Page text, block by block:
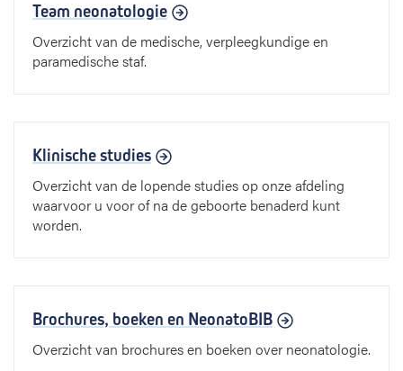
Team neonatologie
Overzicht van de medische, verpleegkundige en
paramedische staf.
Klinische studies
Overzicht van de lopende studies op onze afdeling
waarvoor u voor of na de geboorte benaderd kunt
worden.
Brochures, boeken en NeonatoBIB
Overzicht van brochures en boeken over neonatologie.